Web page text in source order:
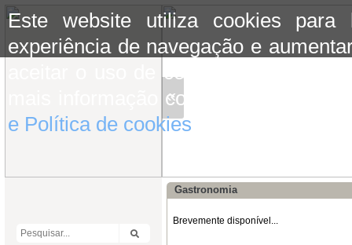
Este website utiliza cookies para
experiência de navegação e
aceitar o uso de cookies basta
mais informação consulte a
e Política de cookies
«
Gastronomia
Brevemente disponível...